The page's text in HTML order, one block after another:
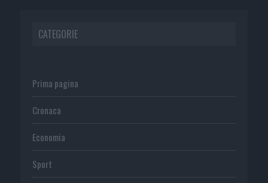
CATEGORIE
Prima pagina
Cronaca
Economia
Sport